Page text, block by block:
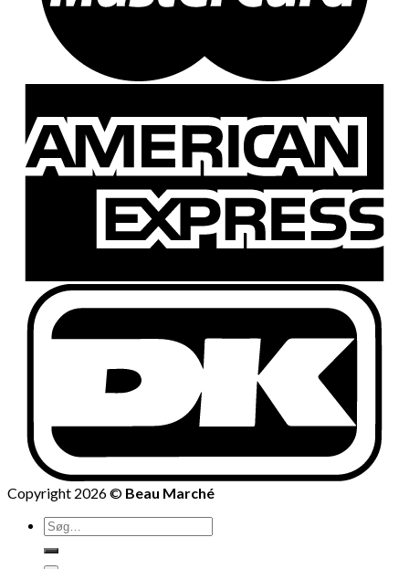
Copyright 2026 © Beau Marché
Søg
efter: